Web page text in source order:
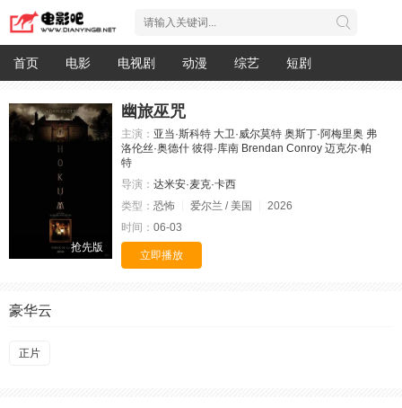
首页 电影 电视剧 动漫 综艺 短剧
抢先版
幽旅巫咒
主演： 亚当·斯科特 大卫·威尔莫特 奥斯丁·阿梅里奥 弗
洛伦丝·奥德什 彼得·库南 Brendan Conroy 迈克尔·帕
特
导演： 达米安·麦克·卡西
类型： 恐怖 爱尔兰 / 美国
2026
时间： 06-03
立即播放
豪华云
正片